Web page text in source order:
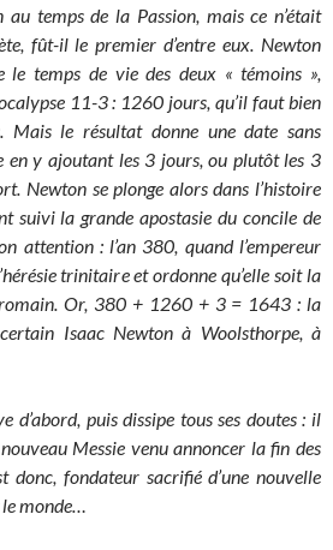
temps de la Passion, mais ce n’était
fût-il le premier d’entre eux. Newton
le temps de vie des deux « témoins »,
11-3 : 1260 jours, qu’il faut bien
Mais le résultat donne une date sans
en y ajoutant les 3 jours, ou plutôt les 3
Newton se plonge alors dans l’histoire
suivi la grande apostasie du concile de
attention : l’an 380, quand l’empereur
trinitaire et ordonne qu’elle soit la
Or, 380 + 1260 + 3 = 1643 : la
Isaac Newton à Woolsthorpe, à
d’abord, puis dissipe tous ses doutes : il
Messie venu annoncer la fin des
donc, fondateur sacrifié d’une nouvelle
le monde…